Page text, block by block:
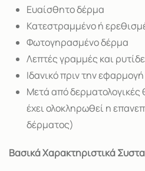
Ευαίσθητο δέρμα
Κατεστραμμένο ή
Φωτογηρασμένο δέρμα
Λεπτές γραμμές και
Ιδανικό πριν την
Μετά από
έχει ολοκληρωθεί η
δέρματος)
Βασικά Χαρακτηριστικά